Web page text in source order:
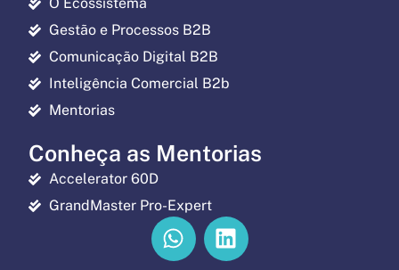
Gestão e Processos B2B
Comunicação Digital B2B
Inteligência Comercial B2b
Mentorias
Conheça as Mentorias
Accelerator 60D
GrandMaster Pro-Expert